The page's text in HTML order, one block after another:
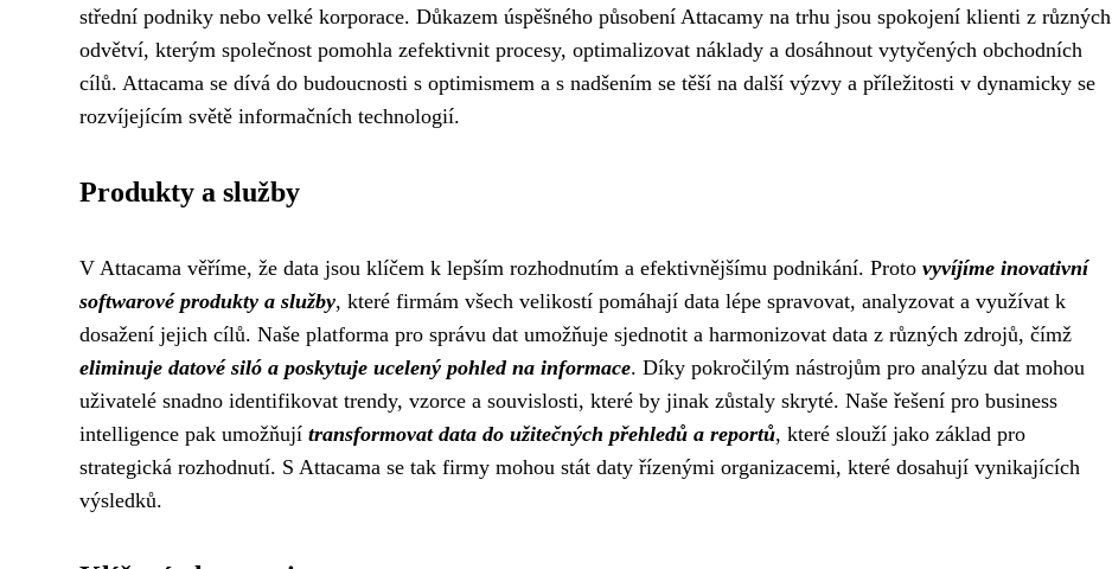
střední podniky nebo velké korporace. Důkazem úspěšného působení Attacamy na trhu jsou spokojení klienti z různých
odvětví, kterým společnost pomohla zefektivnit procesy, optimalizovat náklady a dosáhnout vytyčených obchodních
cílů. Attacama se dívá do budoucnosti s optimismem a s nadšením se těší na další výzvy a příležitosti v dynamicky se
rozvíjejícím světě informačních technologií.
Produkty a služby
V Attacama věříme, že data jsou klíčem k lepším rozhodnutím a efektivnějšímu podnikání. Proto vyvíjíme inovativní
softwarové produkty a služby, které firmám všech velikostí pomáhají data lépe spravovat, analyzovat a využívat k
dosažení jejich cílů. Naše platforma pro správu dat umožňuje sjednotit a harmonizovat data z různých zdrojů, čímž
eliminuje datové siló a poskytuje ucelený pohled na informace. Díky pokročilým nástrojům pro analýzu dat mohou
uživatelé snadno identifikovat trendy, vzorce a souvislosti, které by jinak zůstaly skryté. Naše řešení pro business
intelligence pak umožňují transformovat data do užitečných přehledů a reportů, které slouží jako základ pro
strategická rozhodnutí. S Attacama se tak firmy mohou stát daty řízenými organizacemi, které dosahují vynikajících
výsledků.